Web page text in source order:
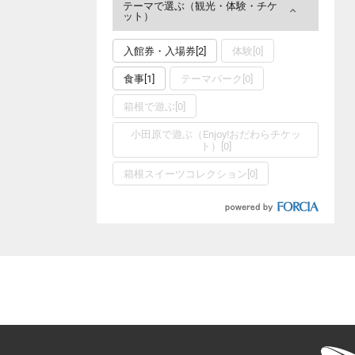
テーマで選ぶ（観光・体験・チケ
ット）
入館券・入場券[2] 体験[0]
食事[1] テーマパーク[0]
箱根で遊ぶ[0]
小田原で遊ぶ（Enjoy!おだわらチケッ
ト）[0]
箱根スイーツコレクション[0]